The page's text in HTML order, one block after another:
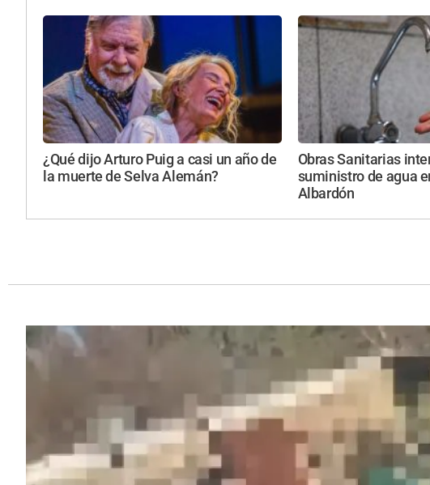
¿Qué dijo Arturo Puig a casi un año de
la muerte de Selva Alemán?
Obras Sanitarias
suministro de agua
Albardón